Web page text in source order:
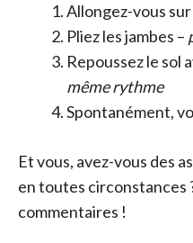
Allongez-vous sur
Pliez les jambes –
Repoussez le sol
même rythme
Spontanément,
Et vous, avez-vous des
en toutes circonstances
commentaires !